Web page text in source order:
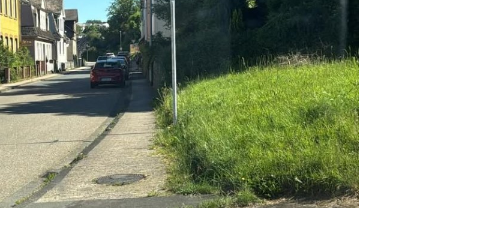
Verabschiedung Frau Herwig
Abfallkalender
Nastätten-App
Erziehung & Ausbildung
IT-Internet-Telekommunikation
Land- Forstwirtschaft & Nahrungsmittel
Rund ums Haus Service
Transport & Logistik